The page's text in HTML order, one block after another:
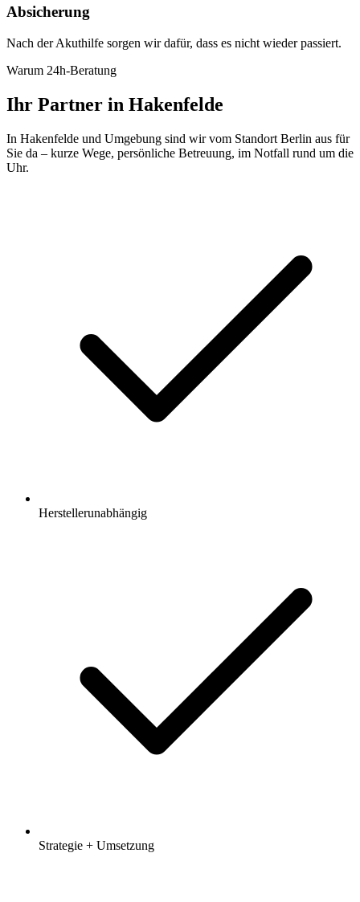
Absicherung
Nach der Akuthilfe sorgen wir dafür, dass es nicht wieder passiert.
Warum 24h-Beratung
Ihr Partner in Hakenfelde
In Hakenfelde und Umgebung sind wir vom Standort Berlin aus für
Sie da – kurze Wege, persönliche Betreuung, im Notfall rund um die
Uhr.
Herstellerunabhängig
Strategie + Umsetzung